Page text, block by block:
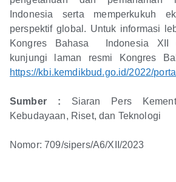
Indonesia serta memperkukuh
perspektif global. Untuk informasi
Kongres Bahasa Indonesia XII
kunjungi laman resmi Kongres
https://kbi.kemdikbud.go.id/2022/
Sumber : Siaran Pers
Kebudayaan, Riset, dan Teknologi
Nomor: 709/sipers/A6/XII/2023